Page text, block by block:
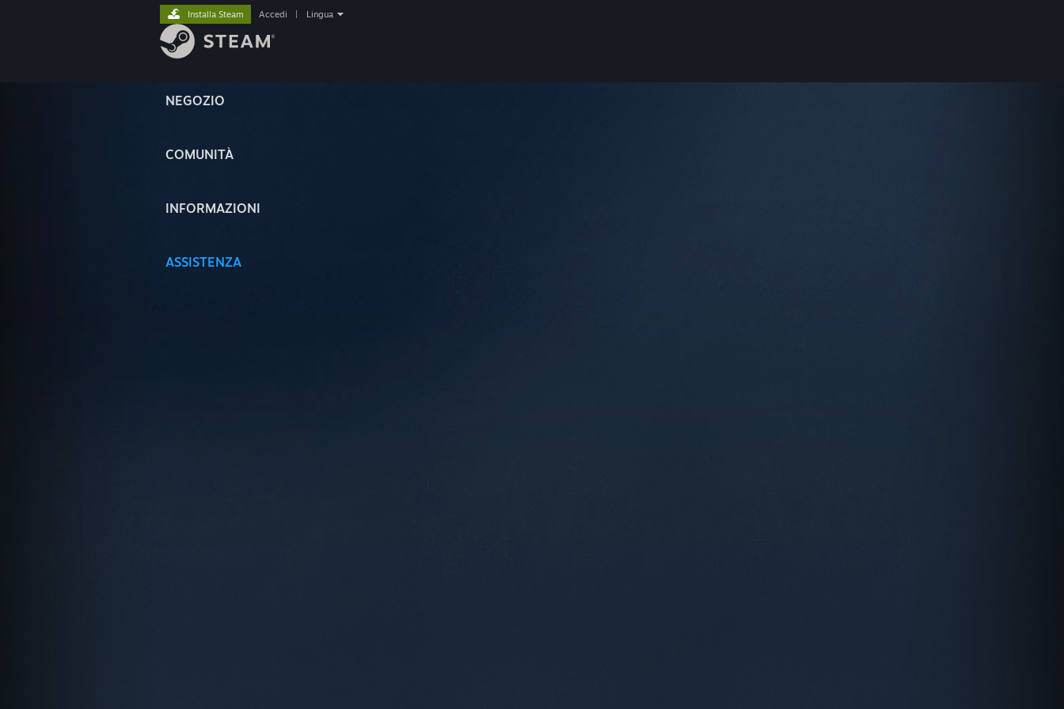
NEGOZIO
COMUNITÀ
INFORMAZIONI
ASSISTENZA
Installa Steam Accedi Lingua